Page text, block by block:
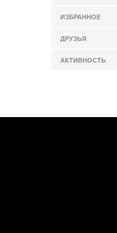
ИЗБРАННОЕ
ДРУЗЬЯ
АКТИВНОСТЬ